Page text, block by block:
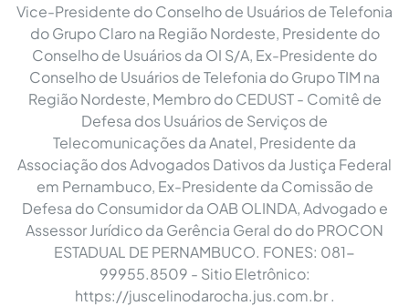
Vice-Presidente do Conselho de Usuários de Telefonia
do Grupo Claro na Região Nordeste, Presidente do
Conselho de Usuários da OI S/A, Ex-Presidente do
Conselho de Usuários de Telefonia do Grupo TIM na
Região Nordeste, Membro do CEDUST - Comitê de
Defesa dos Usuários de Serviços de
Telecomunicações da Anatel, Presidente da
Associação dos Advogados Dativos da Justiça Federal
em Pernambuco, Ex-Presidente da Comissão de
Defesa do Consumidor da OAB OLINDA, Advogado e
Assessor Jurídico da Gerência Geral do do PROCON
ESTADUAL DE PERNAMBUCO. FONES: 081-
99955.8509 - Sitio Eletrônico:
https://juscelinodarocha.jus.com.br .